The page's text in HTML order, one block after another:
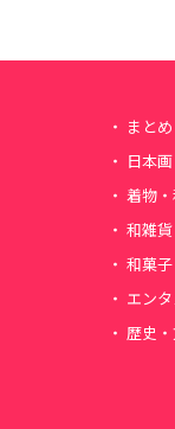
まとめ
日本
着物
和雑貨
和菓子
エン
歴史